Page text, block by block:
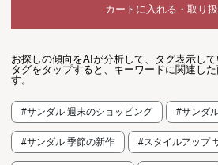
カートに入れる・取り
お探しの傾向をAIが分析して、タグ表示して
タグをタップすると、キーワードに関連し
す。
#サンダル 週末のショッピング #サンダ
#サンダル 季節の新作 #スタイルアップ